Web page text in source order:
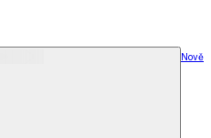
Nově